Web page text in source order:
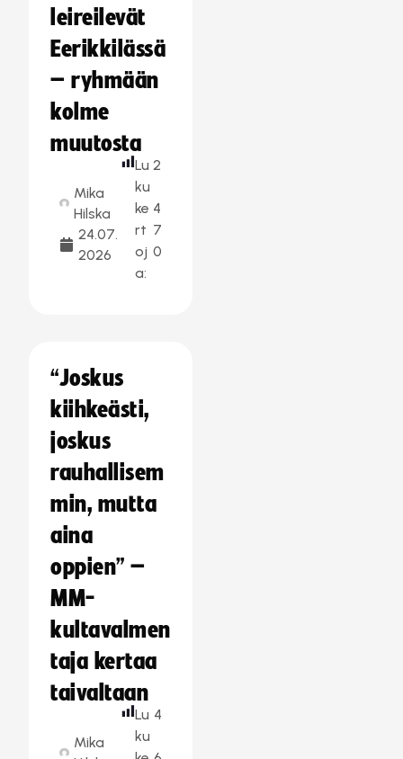
leireilevät
Eerikkilässä
– ryhmään
kolme
muutosta
Mika
Hilska
24.07.
2026
Lu
ku
ke
rt
oj
a:
2
4
7
0
“Joskus
kiihkeästi,
joskus
rauhallisem
min, mutta
aina
oppien” –
MM-
kultavalmen
taja kertaa
taivaltaan
Mika
Lu
ku
4